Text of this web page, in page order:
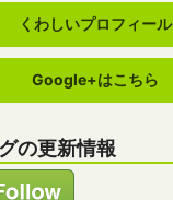
くわしいプロフィール
Google+はこちら
の更新情報